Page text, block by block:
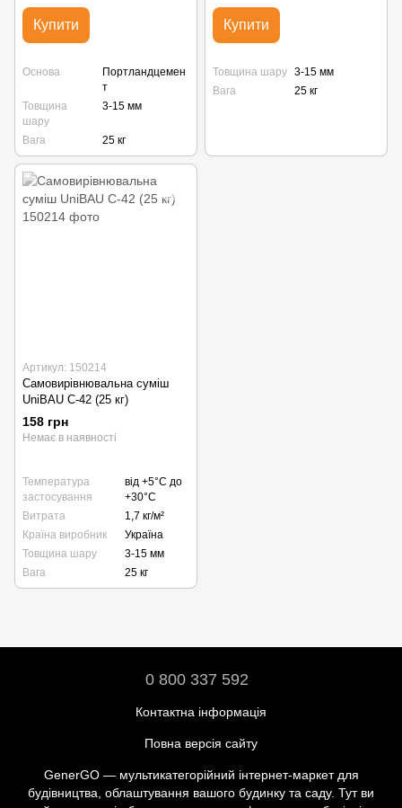
Купити
Основа
Портландцемен
т
Товщина
шару
3-15 мм
Вага 25 кг
Купити
Товщина шару 3-15 мм
Вага
25 кг
Артикул: 150214
Самовирівнювальна суміш
UniBAU С-42 (25 кг)
158 грн
Немає в наявності
Температура
застосування
від +5°С до
+30°С
Витрата
1,7 кг/м²
Країна виробник
Україна
Товщина шару
3-15 мм
Вага
25 кг
0 800 337 592
Контактна інформація
Повна версія сайту
GenerGO — мультикатегорійний інтернет-маркет для
будівництва, облаштування вашого будинку та саду. Тут ви